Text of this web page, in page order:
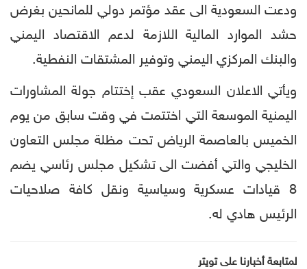
ودعت السعودية الى عقد مؤتمر دولي للمانحين بغرض
حشد الموارد المالية اللازمة لدعم الاقتصاد اليمني
والبنك المركزي اليمني وتوفير المشتقات النفطية.
ويأتي الاعلان السعودي عقب إختتام جولة المشاورات
اليمنية الموسعة التي اختتمت في وقت سابق من يوم
الخميس بالعاصمة الرياض تحت مظلة مجلس التعاون
الخليجي والتي أفضت الى تشكيل مجلس رئاسي يضم
8 قيادات عسكرية وسياسية ونقل كافة صلاحيات
الرئيس هادي له.
لمتابعة أخبارنا على تويتر